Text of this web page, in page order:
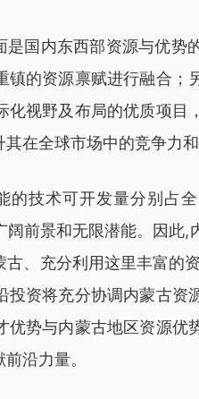
国内东西部资源与优势
的资源禀赋进行融合；
视野及布局的优质项目
在全球市场中的竞争力和
的技术可开发量分别占
前景和无限潜能。因此,
、充分利用这里丰富的
资将充分协调内蒙古资
势与内蒙古地区资源优
沿力量。